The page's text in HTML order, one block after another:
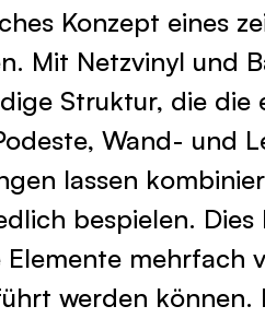
Konzept eines
Mit Netzvinyl und
Struktur, die die
Wand- und
lassen
bespielen.
Elemente mehrfach
werden können.